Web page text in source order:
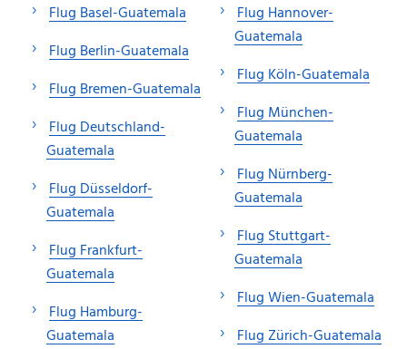
Flug Basel-Guatemala
Flug Berlin-Guatemala
Flug Bremen-Guatemala
Flug Deutschland-
Guatemala
Flug Düsseldorf-
Guatemala
Flug Frankfurt-
Guatemala
Flug Hamburg-
Guatemala
Flug Hannover-
Guatemala
Flug Köln-Guatemala
Flug München-
Guatemala
Flug Nürnberg-
Guatemala
Flug Stuttgart-
Guatemala
Flug Wien-Guatemala
Flug Zürich-Guatemala